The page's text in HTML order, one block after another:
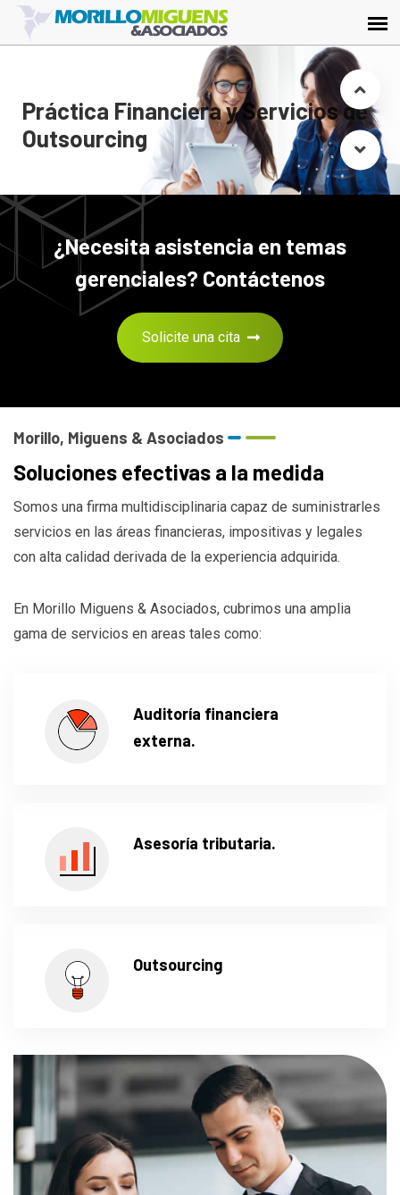
Práctica Financiera y Servicios de
Outsourcing
¿Necesita asistencia en temas
gerenciales? Contáctenos
Solicite una cita
Morillo, Miguens & Asociados
Soluciones efectivas a la medida
Somos una firma multidisciplinaria capaz de suministrarles
servicios en las áreas financieras, impositivas y legales
con alta calidad derivada de la experiencia adquirida.
En Morillo Miguens & Asociados, cubrimos una amplia
gama de servicios en areas tales como:
Auditoría financiera
externa.
Asesoría tributaria.
Outsourcing